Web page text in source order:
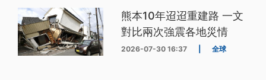
熊本10年迢迢重建路 一文
對比兩次強震各地災情
2026-07-30 16:37 全球